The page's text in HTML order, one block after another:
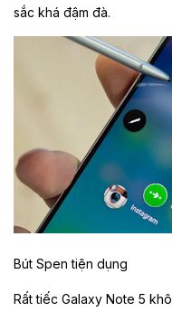
sắc khá đậm đà.
Bút Spen tiện dụng
Rất tiếc Galaxy Note 5